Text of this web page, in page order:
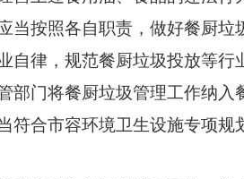
按照各自职责，做好餐厨垃
，规范餐厨垃圾投放等行
门将餐厨垃圾管理工作纳入
市容环境卫生设施专项规